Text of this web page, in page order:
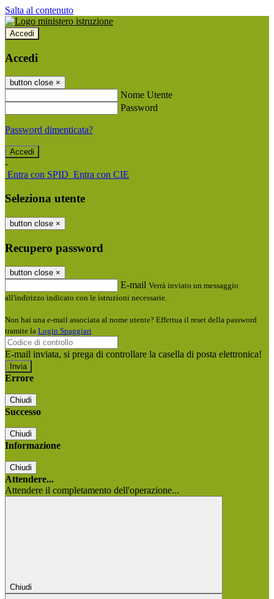
Salta al contenuto
Accedi
Accedi
button close ×
Nome Utente
Password
Password dimenticata?
-
Entra con SPID Entra con CIE
Seleziona utente
button close ×
Recupero password
button close ×
E-mail Verrà inviato un messaggio
all'indirizzo indicato con le istruzioni necessarie.
Non hai una e-mail associata al nome utente? Effettua il reset della password
tramite la Login Spaggiari
E-mail inviata, si prega di controllare la casella di posta elettronica!
Errore
Chiudi
Successo
Chiudi
Informazione
Chiudi
Attendere...
Attendere il completamento dell'operazione...
Chiudi